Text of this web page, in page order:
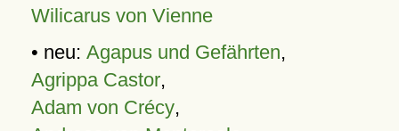
Wilicarus von Vienne
• neu: Agapus und Gefährten,
Agrippa Castor,
Adam von Crécy,